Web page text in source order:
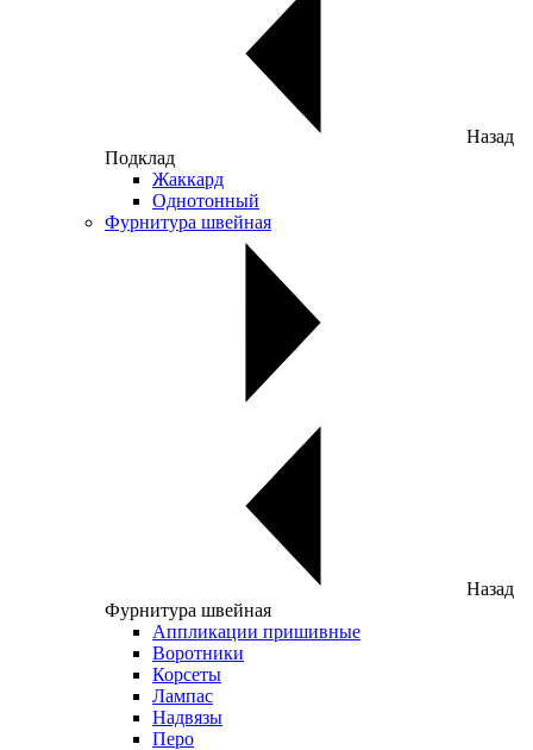
Назад
Подклад
Жаккард
Однотонный
Фурнитура швейная
Назад
Фурнитура швейная
Аппликации пришивные
Воротники
Корсеты
Лампас
Надвязы
Перо